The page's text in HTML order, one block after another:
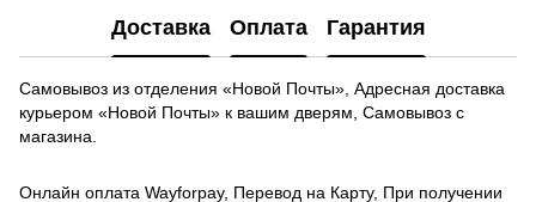
Доставка Оплата Гарантия
Самовывоз из отделения «Новой Почты», Адресная доставка
курьером «Новой Почты» к вашим дверям, Самовывоз с
магазина.
Онлайн оплата Wayforpay, Перевод на Карту, При получении